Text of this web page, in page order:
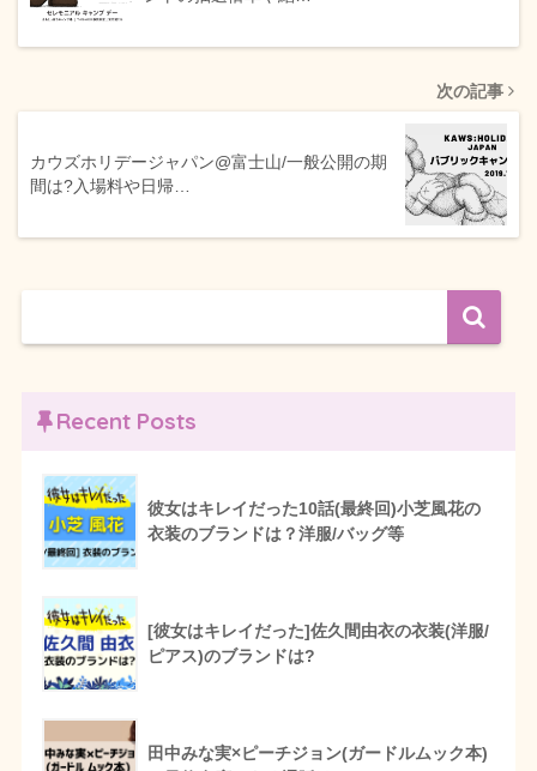
次の記事
カウズホリデージャパン@富士山/一般公開の期
間は?入場料や日帰…
Recent Posts
彼女はキレイだった10話(最終回)小芝風花の
衣装のブランドは？洋服/バッグ等
[彼女はキレイだった]佐久間由衣の衣装(洋服/
ピアス)のブランドは?
田中みな実×ピーチジョン(ガードルムック本)